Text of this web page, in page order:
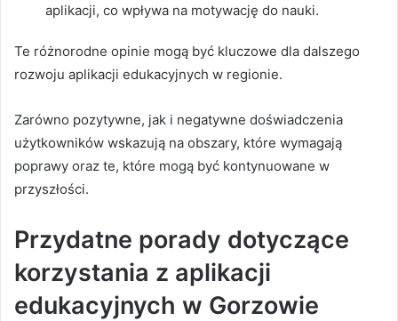
aplikacji, co wpływa na motywację do nauki.
Te różnorodne opinie mogą być kluczowe dla dalszego
rozwoju aplikacji edukacyjnych w regionie.
Zarówno pozytywne, jak i negatywne doświadczenia
użytkowników wskazują na obszary, które wymagają
poprawy oraz te, które mogą być kontynuowane w
przyszłości.
Przydatne porady dotyczące
korzystania z aplikacji
edukacyjnych w Gorzowie